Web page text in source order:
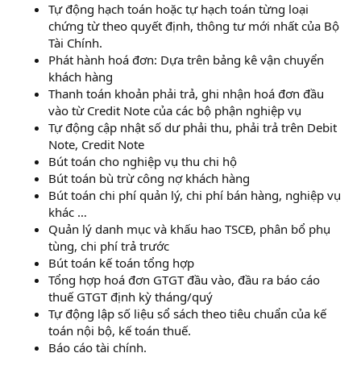
Tự động hạch toán hoặc tự hạch toán từng loại
chứng từ theo quyết định, thông tư mới nhất của Bộ
Tài Chính.
Phát hành hoá đơn: Dựa trên bảng kê vận chuyển
khách hàng
Thanh toán khoản phải trả, ghi nhận hoá đơn đầu
vào từ Credit Note của các bộ phận nghiệp vụ
Tự động cập nhật số dư phải thu, phải trả trên Debit
Note, Credit Note
Bút toán cho nghiệp vụ thu chi hộ
Bút toán bù trừ công nợ khách hàng
Bút toán chi phí quản lý, chi phí bán hàng, nghiệp vụ
khác …
Quản lý danh mục và khấu hao TSCĐ, phân bổ phụ
tùng, chi phí trả trước
Bút toán kế toán tổng hợp
Tổng hợp hoá đơn GTGT đầu vào, đầu ra báo cáo
thuế GTGT định kỳ tháng/quý
Tự động lập số liệu sổ sách theo tiêu chuẩn của kế
toán nội bộ, kế toán thuế.
Báo cáo tài chính.